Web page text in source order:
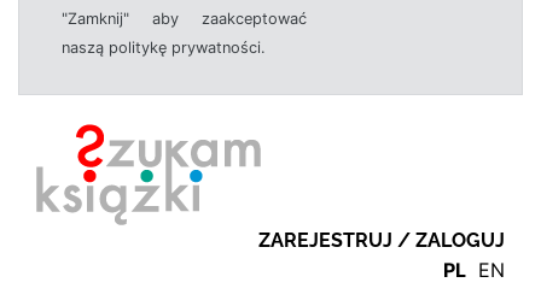
"Zamknij" aby zaakceptować
naszą politykę prywatności.
ZAREJESTRUJ / ZALOGUJ
PL EN